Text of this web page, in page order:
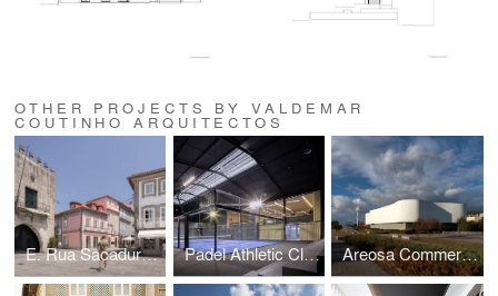
OTHER PROJECTS BY VALDEMAR
COUTINHO ARQUITECTOS
E. Rua Sacadura Cabral Padel Athletic Club Areosa Commercial Building